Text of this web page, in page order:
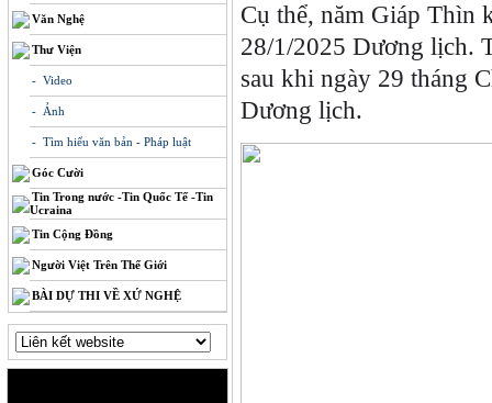
Văn Nghệ
Thư Viện
- Video
- Ảnh
- Tìm hiểu văn bản - Pháp luật
Góc Cười
Tin Trong nước -Tin Quốc Tế -Tin
Ucraina
Tin Cộng Đồng
Người Việt Trên Thế Giới
BÀI DỰ THI VỀ XỨ NGHỆ
Cụ thể, năm Giáp Thìn
28/1/2025 Dương lịch.
sau khi ngày 29 tháng
Dương lịch.